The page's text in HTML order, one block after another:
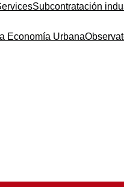
Subcontratación
Economía Urbana